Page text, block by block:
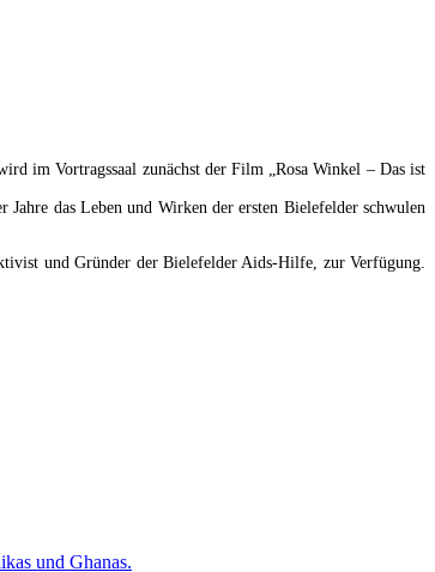
im Vortragssaal zunächst der Film „Rosa Winkel – Das ist
das Leben und Wirken der ersten Bielefelder schwulen
und Gründer der Bielefelder Aids-Hilfe, zur Verfügung.